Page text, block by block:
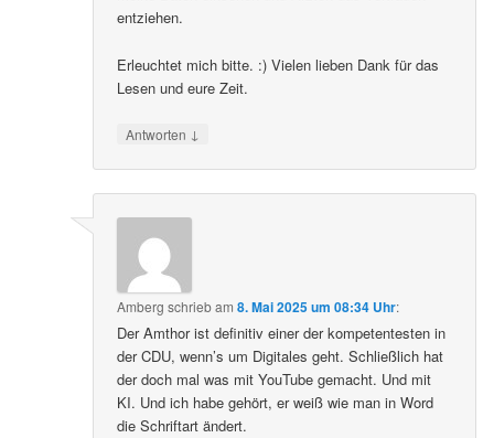
entziehen.
Erleuchtet mich bitte. :) Vielen lieben Dank für das
Lesen und eure Zeit.
Antworten ↓
Amberg schriebam8. Mai 2025 um 08:34 Uhr:
Der Amthor ist definitiv einer der kompetentesten in
der CDU, wenn’s um Digitales geht. Schließlich hat
der doch mal was mit YouTube gemacht. Und mit
KI. Und ich habe gehört, er weiß wie man in Word
die Schriftart ändert.